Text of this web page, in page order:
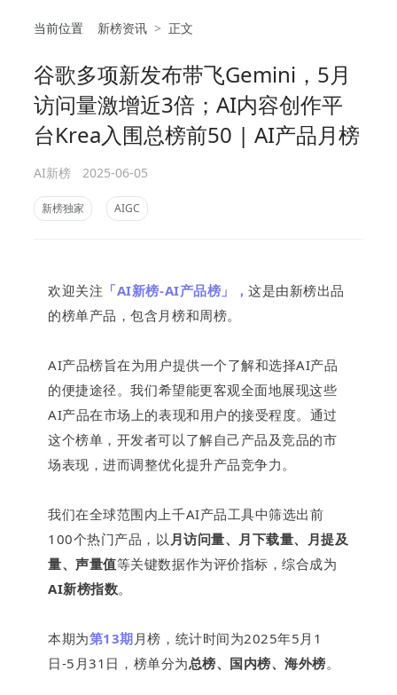
当前位置 新榜资讯 > 正文
谷歌多项新发布带飞Gemini，5月
访问量激增近3倍；AI内容创作平
台Krea入围总榜前50 | AI产品月榜
AI新榜 2025-06-05
新榜独家 AIGC
欢迎关注 「AI新榜-AI产品榜」，这是由新榜出品
的榜单产品，包含月榜和周榜。
AI产品榜旨在为用户提供一个了解和选择AI产品
的便捷途径。我们希望能更客观全面地展现这些
AI产品在市场上的表现和用户的接受程度。 通过
这个榜单，开发者可以了解自己产品及竞品的市
场表现，进而调整优化提升产品竞争力。
我们在全球范围内上千AI产品工具中筛选出前
100个热门产品，以 月访问量、月下载量、月提及
量、声量值等关键数据作为评价指标，综合成为
AI新榜指数。
本期为第13期月榜，统计时间为2025年5月1
日-5月31日， 榜单分为总榜、国内榜、海外榜。